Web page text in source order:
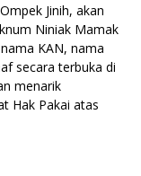
Jinih, akan
Niniak Mamak
KAN, nama
secara terbuka di
menarik
Hak Pakai atas